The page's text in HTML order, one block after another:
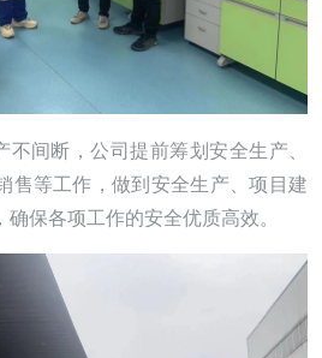
不间断，公司提前筹划安全生产、
售等工作，做到安全生产、项目建
保各项工作的安全优质高效。